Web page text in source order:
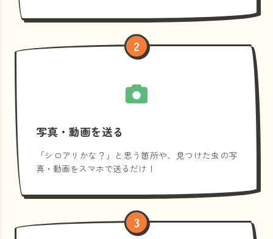
2
写真・動画を送る
「シロアリかな？」と思う箇所や、見つけた虫の写
真・動画をスマホで送るだけ！
3